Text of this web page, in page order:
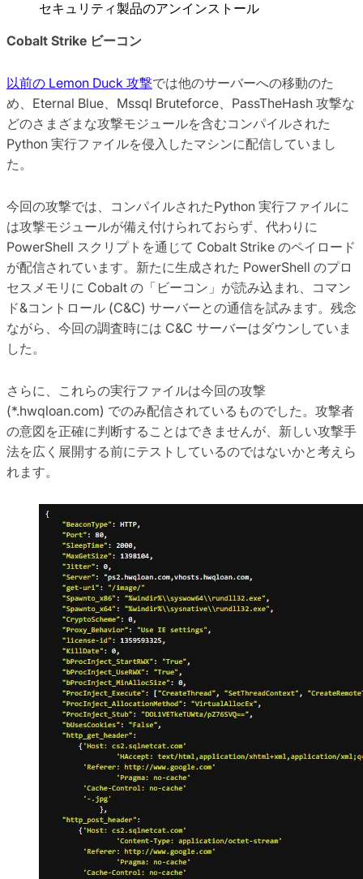
セキュリティ製品のアンインストール
Cobalt Strike ビーコン
以前の Lemon Duck 攻撃では他のサーバーへの移動のた
め、Eternal Blue、Mssql Bruteforce、PassTheHash 攻撃な
どのさまざまな攻撃モジュールを含むコンパイルされた
Python 実行ファイルを侵入したマシンに配信していまし
た。
今回の攻撃では、コンパイルされたPython 実行ファイルに
は攻撃モジュールが備え付けられておらず、代わりに
PowerShell スクリプトを通じて Cobalt Strike のペイロード
が配信されています。新たに生成された PowerShell のプロ
セスメモリに Cobalt の「ビーコン」が読み込まれ、コマン
ド&コントロール (C&C) サーバーとの通信を試みます。残念
ながら、今回の調査時には C&C サーバーはダウンしていま
した。
さらに、これらの実行ファイルは今回の攻撃
(*.hwqloan.com) でのみ配信されているものでした。攻撃者
の意図を正確に判断することはできませんが、新しい攻撃手
法を広く展開する前にテストしているのではないかと考えら
れます。